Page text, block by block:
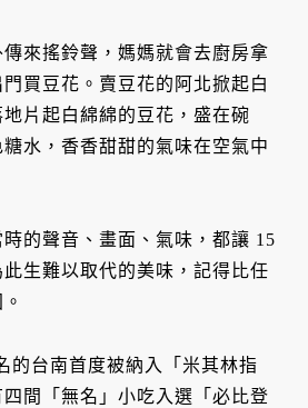
來搖鈴聲，媽媽就會去廚房拿
買豆花。賣豆花的阿北掀起白
片起白綿綿的豆花，盛在碗
水，香香甜甜的氣味在空氣中
的聲音、畫面、氣味，都讓 15
生難以取代的美味，記得比任
的台南首度被納入「米其林指
間「無名」小吃入選「必比登